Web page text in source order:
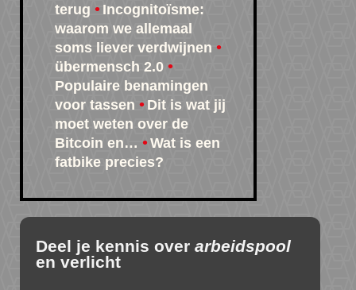
terug
Incognitoïsme:
waarom we allemaal
soms liever verdwijnen
übermensch 2.0
Populaire benamingen
voor tassen
Dit is wat jij
moet weten over de
Bitcoin en…
Wat is een
fatbike precies?
Deel je kennis over arbeidspool
en verlicht